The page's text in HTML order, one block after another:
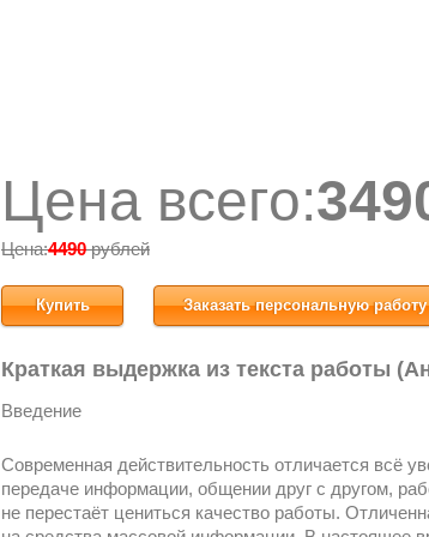
Цена всего:
Цена:4490рублей
Купить Заказать персональную работу
Краткая выдержка из текста работы
Введение
Современная действительность отличается всё
передаче информации, общении друг с другом,
не перестаёт цениться качество работы.